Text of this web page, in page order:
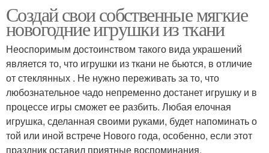
Создай свои собственные мягкие
новогодние игрушки из ткани
Неоспоримым достоинством такого вида украшений
является то, что игрушки из ткани не бьются, в отличие
от стеклянных . Не нужно переживать за то, что
любознательное чадо непременно достанет игрушку и в
процессе игры сможет ее разбить. Любая елочная
игрушка, сделанная своими руками, будет напоминать о
той или иной встрече Нового года, особенно, если этот
праздник оставил приятные воспоминания.